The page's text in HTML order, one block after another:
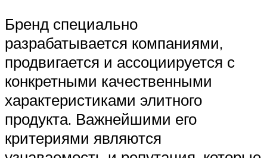
Бренд специально
разрабатывается компаниями,
продвигается и ассоциируется с
конкретными качественными
характеристиками элитного
продукта. Важнейшими его
критериями являются